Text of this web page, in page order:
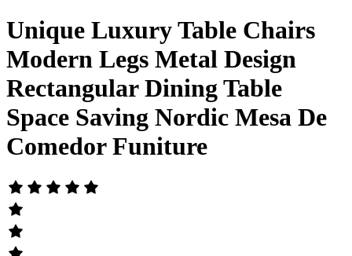
Unique Luxury Table Chairs
Modern Legs Metal Design
Rectangular Dining Table
Space Saving Nordic Mesa De
Comedor Funiture